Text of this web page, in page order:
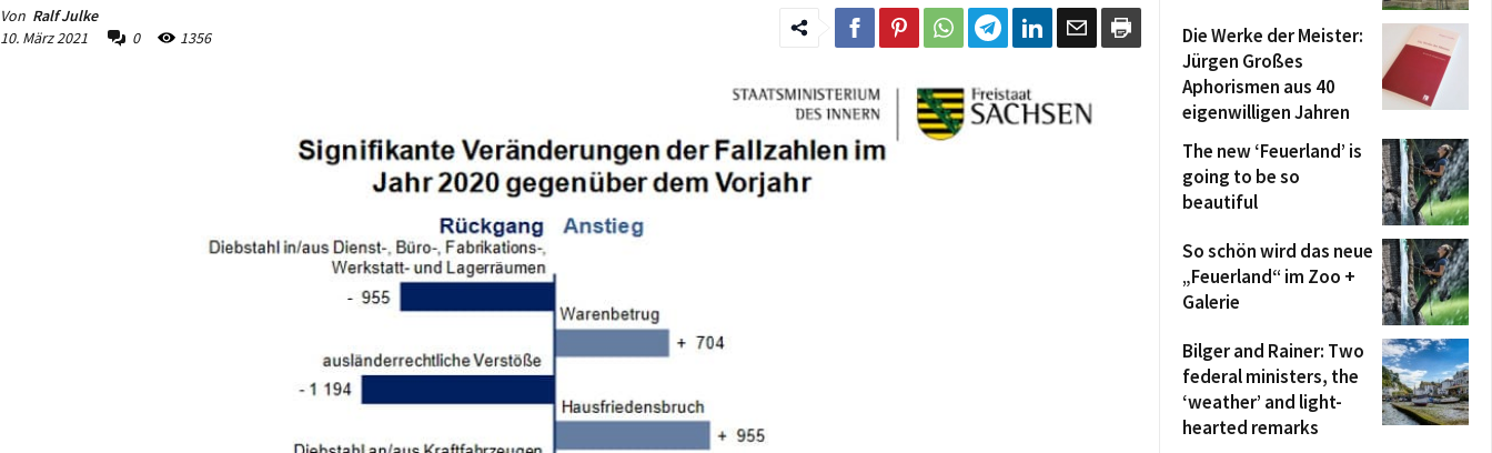
Von Ralf Julke
10. März 2021
0 1356
Die Werke der Meister:
Jürgen Großes
Aphorismen aus 40
eigenwilligen Jahren
The new ‘Feuerland’ is
going to be so
beautiful
So schön wird das neue
„Feuerland“ im Zoo +
Galerie
Bilger and Rainer: Two
federal ministers, the
‘weather’ and light-
hearted remarks